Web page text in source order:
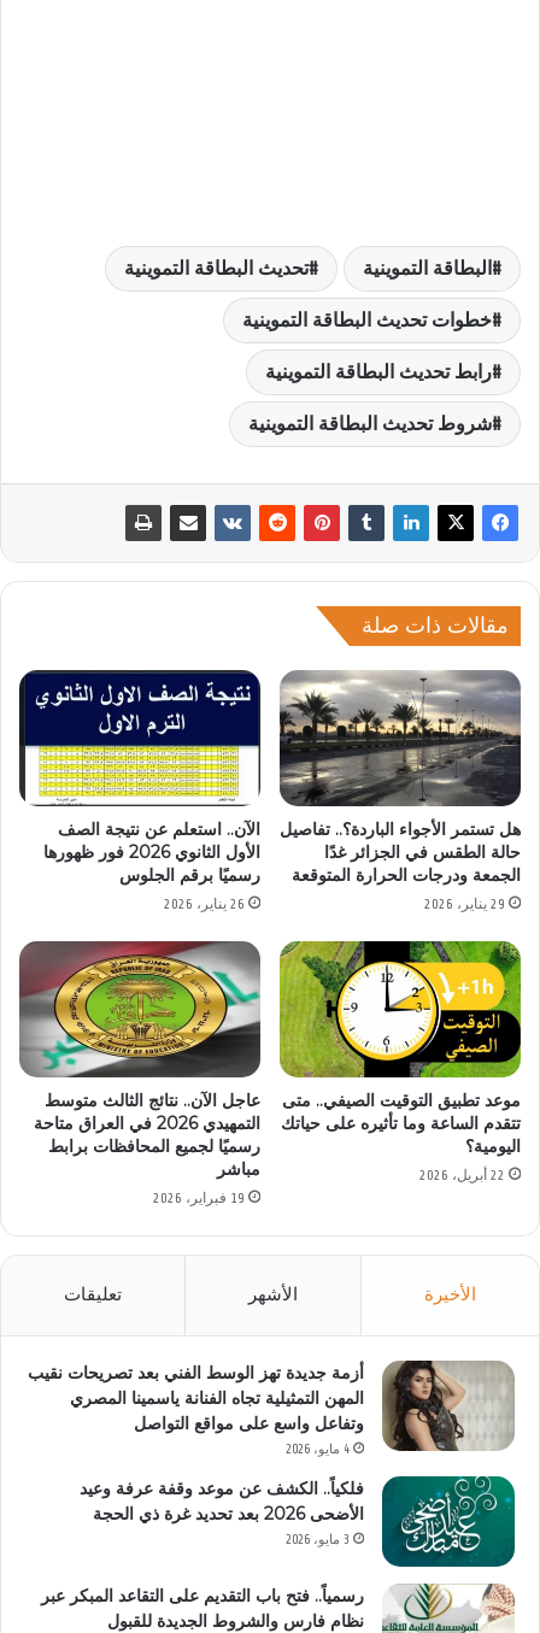
البطاقة التموينية تحديث البطاقة التموينية
خطوات تحديث البطاقة التموينية
رابط تحديث البطاقة التموينية
شروط تحديث البطاقة التموينية
مقالات ذات صلة
هل تستمر الأجواء الباردة؟.. تفاصيل
حالة الطقس في الجزائر غدًا
الجمعة ودرجات الحرارة المتوقعة
29 يناير، 2026
الآن.. استعلم عن نتيجة الصف
الأول الثانوي 2026 فور ظهورها
رسميًا برقم الجلوس
26 يناير، 2026
موعد تطبيق التوقيت الصيفي.. متى
تتقدم الساعة وما تأثيره على حياتك
اليومية؟
22 أبريل، 2026
عاجل الآن.. نتائج الثالث متوسط
التمهيدي 2026 في العراق متاحة
رسميًا لجميع المحافظات برابط
مباشر
19 فبراير، 2026
الأخيرة الأشهر تعليقات
أزمة جديدة تهز الوسط الفني بعد تصريحات نقيب
المهن التمثيلية تجاه الفنانة ياسمينا المصري
وتفاعل واسع على مواقع التواصل
4 مايو، 2026
فلكياً.. الكشف عن موعد وقفة عرفة وعيد
الأضحى 2026 بعد تحديد غرة ذي الحجة
3 مايو، 2026
رسمياً.. فتح باب التقديم على التقاعد المبكر عبر
نظام فارس والشروط الجديدة للقبول